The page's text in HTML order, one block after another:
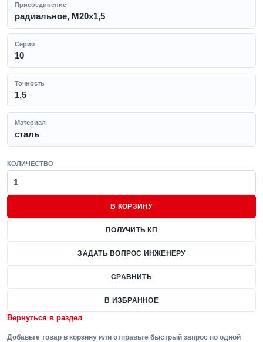
Присоединение
радиальное, M20x1,5
Серия
10
Точность
1,5
Материал
сталь
КОЛИЧЕСТВО
В КОРЗИНУ
ПОЛУЧИТЬ КП
ЗАДАТЬ ВОПРОС ИНЖЕНЕРУ
СРАВНИТЬ
В ИЗБРАННОЕ
Вернуться в раздел
Добавьте товар в корзину или отправьте быстрый запрос по одной